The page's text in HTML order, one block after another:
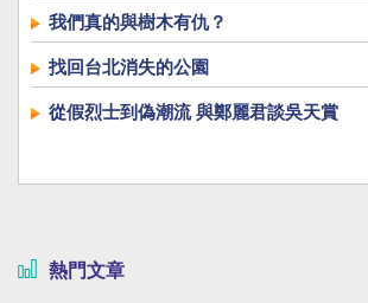
我們真的與樹木有仇？
找回台北消失的公園
從假烈士到偽潮流 與鄭麗君談吳天賞
熱門文章